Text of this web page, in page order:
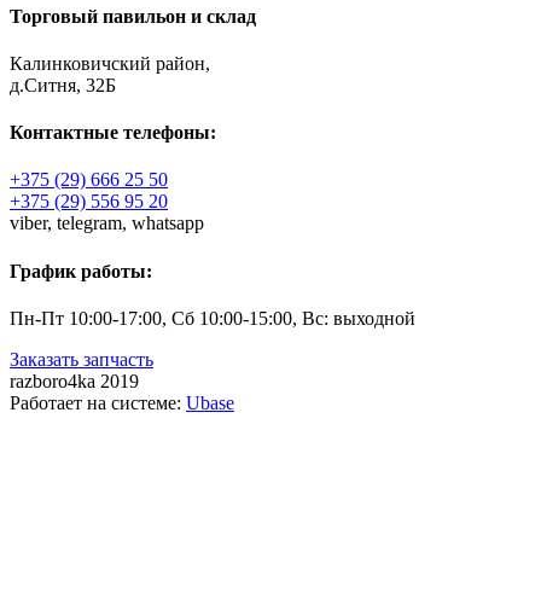
Торговый павильон и склад
Калинковичский район,
д.Ситня, 32Б
Контактные телефоны:
+375 (29) 666 25 50
+375 (29) 556 95 20
viber, telegram, whatsapp
График работы:
Пн-Пт 10:00-17:00, Сб 10:00-15:00, Вс: выходной
Заказать запчасть
razboro4ka 2019
Работает на системе: Ubase